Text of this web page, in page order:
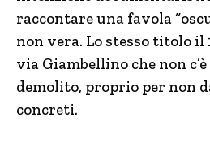
raccontare una favola
non vera. Lo stesso titolo il
via Giambellino che non
demolito, proprio per non
concreti.